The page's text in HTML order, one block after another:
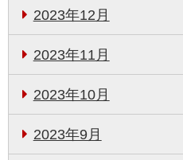
2023年12月
2023年11月
2023年10月
2023年9月